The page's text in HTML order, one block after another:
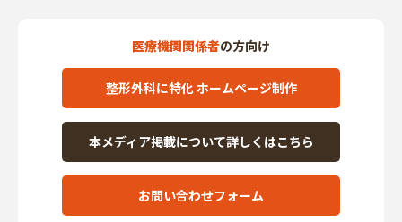
医療機関関係者の方向け
整形外科に特化 ホームページ制作
本メディア掲載について詳しくはこちら
お問い合わせフォーム